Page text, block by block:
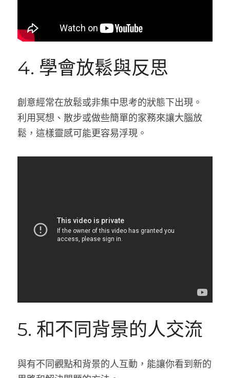
4. 學會放鬆與反思
創意經常在放鬆或非集中思考的狀態下出現。
利用冥想、散步或做些簡單的家務來讓大腦放
鬆，這樣靈感可能更容易浮現。
5. 和不同背景的人交流
與有不同觀點和背景的人互動，能讓你看到新的